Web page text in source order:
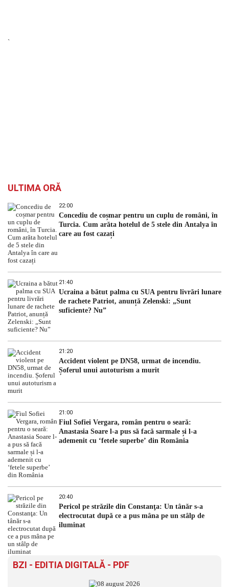
`
ULTIMA ORĂ
22:00
Concediu de coșmar pentru un cuplu de români, în
Turcia. Cum arăta hotelul de 5 stele din Antalya în
care au fost cazați
21:40
Ucraina a bătut palma cu SUA pentru livrări lunare
de rachete Patriot, anunță Zelenski: „Sunt
suficiente? Nu”
21:20
Accident violent pe DN58, urmat de incendiu.
Șoferul unui autoturism a murit
21:00
Fiul Sofiei Vergara, român pentru o seară:
Anastasia Soare l-a pus să facă sarmale și l-a
ademenit cu ‘fetele superbe’ din România
20:40
Pericol pe străzile din Constanţa: Un tânăr s-a
electrocutat după ce a pus mâna pe un stâlp de
iluminat
BZI - EDITIA DIGITALĂ - PDF